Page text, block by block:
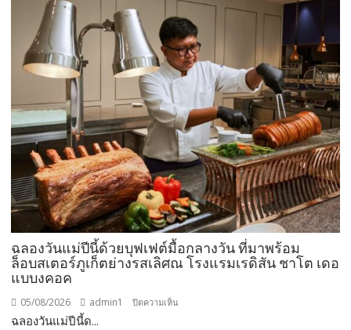
Customer
Ecosystem
เชื่อม
ลูก
พันธมิตร
ขยาย
มูลค่า
ธุรกิจ
ระยะ
ยาว
ฉลองวันแม่ปีนี้ด้วยบุฟเฟต์มื้อกลางวัน ที่มาพร้อม
ล็อบสเตอร์ภูเก็ตย่างรสเลิศณ โรงแรมเรดิสัน ชาโต เดอ
แบบงคอค
05/08/2026 admin1 ปิดความเห็น
ฉลองวันแม่ปีนี้ด...